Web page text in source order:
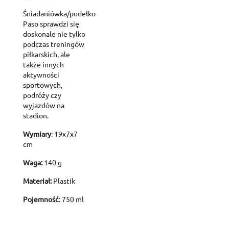
Śniadaniówka/pudełko
Paso sprawdzi się
doskonale nie tylko
podczas treningów
piłkarskich, ale
także innych
aktywności
sportowych,
podróży czy
wyjazdów na
stadion.
Wymiary: 19x7x7
cm
Waga:140 g
Materiał:Plastik
Pojemność: 750 ml